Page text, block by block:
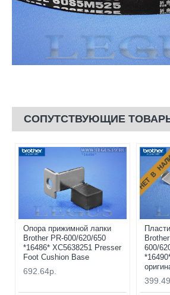
СОПУТСТВУЮЩИЕ
Опора прижимной лапки
Brother PR-600/620/650
*16486* XC5638251 Presser
Foot Cushion Base
692.64р.
НЕТ В
600/